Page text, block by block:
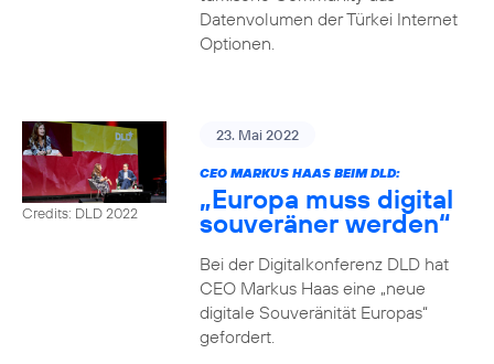
Datenvolumen der Türkei Internet
Optionen.
Credits: DLD 2022
23. Mai 2022
CEO MARKUS HAAS BEIM DLD:
„Europa muss digital
souveräner werden“
Bei der Digitalkonferenz DLD hat
CEO Markus Haas eine „neue
digitale Souveränität Europas“
gefordert.